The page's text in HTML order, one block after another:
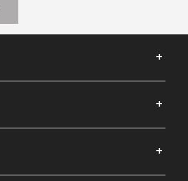
+
+
+